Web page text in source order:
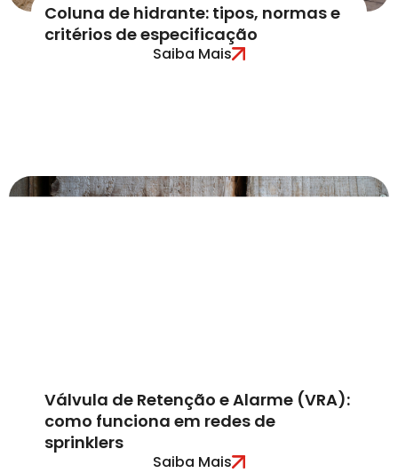
Coluna de hidrante: tipos, normas e
critérios de especificação
Saiba Mais
Válvula de Retenção e Alarme (VRA):
como funciona em redes de
sprinklers
Saiba Mais